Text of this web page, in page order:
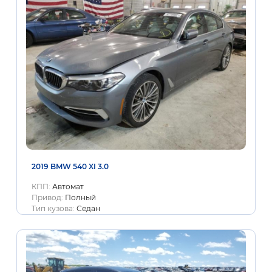
2019 BMW 540 XI 3.0
КПП: Автомат
Привод: Полный
Тип кузова: Седан